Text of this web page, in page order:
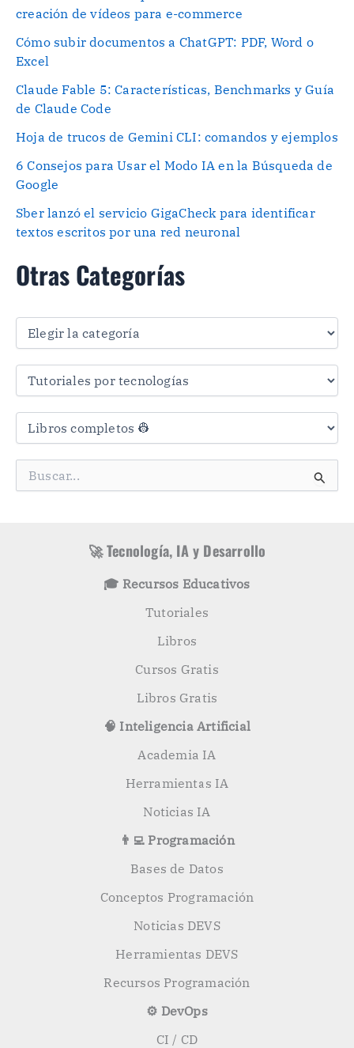
creación de vídeos para e-commerce
Cómo subir documentos a ChatGPT: PDF, Word o
Excel
Claude Fable 5: Características, Benchmarks y Guía
de Claude Code
Hoja de trucos de Gemini CLI: comandos y ejemplos
6 Consejos para Usar el Modo IA en la Búsqueda de
Google
Sber lanzó el servicio GigaCheck para identificar
textos escritos por una red neuronal
Otras Categorías
O
a
a
🚀 Tecnología, IA y Desarrollo
🎓 Recursos Educativos
Tutoriales
Libros
Cursos Gratis
Libros Gratis
🧠 Inteligencia Artificial
Academia IA
Herramientas IA
Noticias IA
👨‍💻 Programación
Bases de Datos
Conceptos Programación
Noticias DEVS
Herramientas DEVS
Recursos Programación
⚙️ DevOps
CI / CD